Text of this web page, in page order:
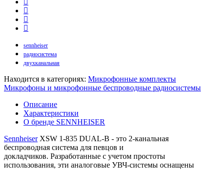
sennheiser
радиосистема
двухканальная
Находится в категориях: Микрофонные комплекты
Микрофоны и микрофонные беспроводные радиосистемы
Описание
Характеристики
О бренде SENNHEISER
SennheiserXSW 1-835 DUAL-B - это 2-канальная
беспроводная система для певцов и
докладчиков. Разработанные с учетом простоты
использования, эти аналоговые УВЧ-системы оснащены